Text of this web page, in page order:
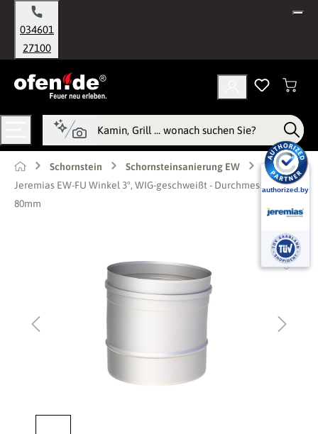
springen
034601
27100
Schornstein
Schornsteinsanierung EW
Jeremias EW-FU Winkel 3°, WIG-geschweißt - Durchmesser:
80mm